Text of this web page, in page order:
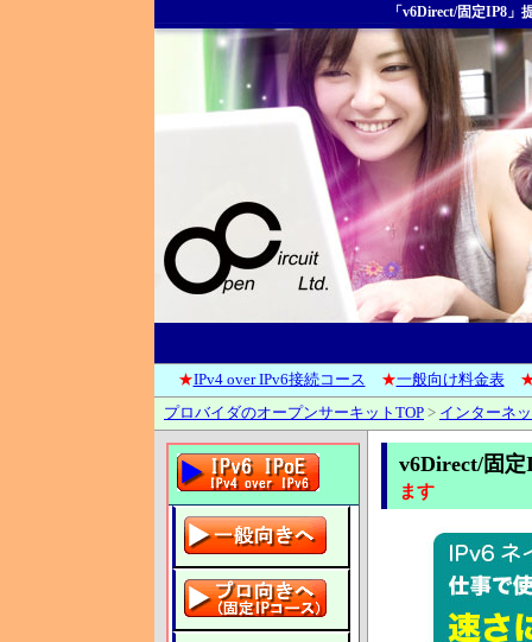
「v6Direct/固定IP8
★IPv4 over IPv6接続コース ★一般向け料金表
プロバイダのオープンサーキットTOP > インターネ
v6Direct/固
ます